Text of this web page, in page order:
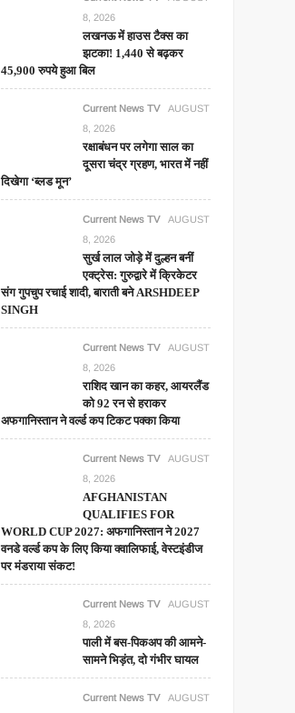
8, 2026
लखनऊ में हाउस टैक्स का
झटका! 1,440 से बढ़कर
45,900 रुपये हुआ बिल
Current News TV
AUGUST
8, 2026
रक्षाबंधन पर लगेगा साल का
दूसरा चंद्र ग्रहण, भारत में नहीं
दिखेगा ‘ब्लड मून’
Current News TV
AUGUST
8, 2026
सुर्ख लाल जोड़े में दुल्हन बनीं
एक्ट्रेस: गुरुद्वारे में क्रिकेटर
संग गुपचुप रचाई शादी, बाराती बने ARSHDEEP
SINGH
Current News TV
AUGUST
8, 2026
राशिद खान का कहर, आयरलैंड
को 92 रन से हराकर
अफगानिस्तान ने वर्ल्ड कप टिकट पक्का किया
Current News TV
AUGUST
8, 2026
AFGHANISTAN
QUALIFIES FOR
WORLD CUP 2027: अफगानिस्तान ने 2027
वनडे वर्ल्ड कप के लिए किया क्वालिफाई, वेस्टइंडीज
पर मंडराया संकट!
Current News TV
AUGUST
8, 2026
पाली में बस-पिकअप की आमने-
सामने भिड़ंत, दो गंभीर घायल
Current News TV
AUGUST